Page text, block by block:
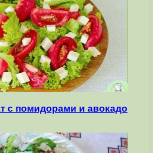
с помидорами и авокадо